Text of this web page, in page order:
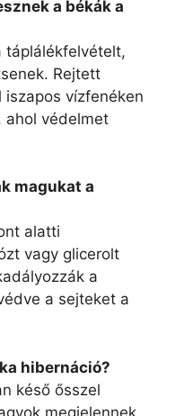
a békák a
táplálékfelvételt,
Rejtett
vízfenéken
ahol védelmet
magukat a
alatti
vagy glicerolt
a
a sejteket a
hibernáció?
késő ősszel
megjelennek,